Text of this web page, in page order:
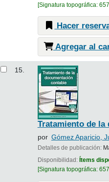
Signatura topográfica:
Hacer
Agregar al
15.
Tratamiento de la
por Gómez Aparicio,
Detalles de publicación:
Disponibilidad: Ítems
Signatura topográfica: